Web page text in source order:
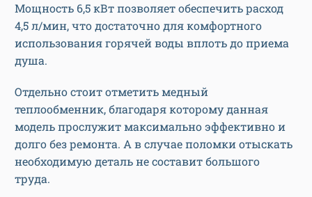
Мощность 6,5 кВт позволяет обеспечить расход
4,5 л/мин, что достаточно для комфортного
использования горячей воды вплоть до приема
душа.
Отдельно стоит отметить медный
теплообменник, благодаря которому данная
модель прослужит максимально эффективно и
долго без ремонта. А в случае поломки отыскать
необходимую деталь не составит большого
труда.